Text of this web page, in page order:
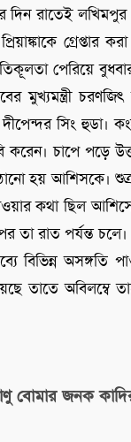
রাতেই লখিমপুর
পেরিয়ে
মুখ্যমন্ত্রী
সিং হুডা।
করেন। চাপে পড়ে
হয় আশিসকে।
কথা ছিল
তা রাত পর্যন্ত
বিভিন্ন অসঙ্গতি
তাতে অবিলম্বে
বোমার জনক